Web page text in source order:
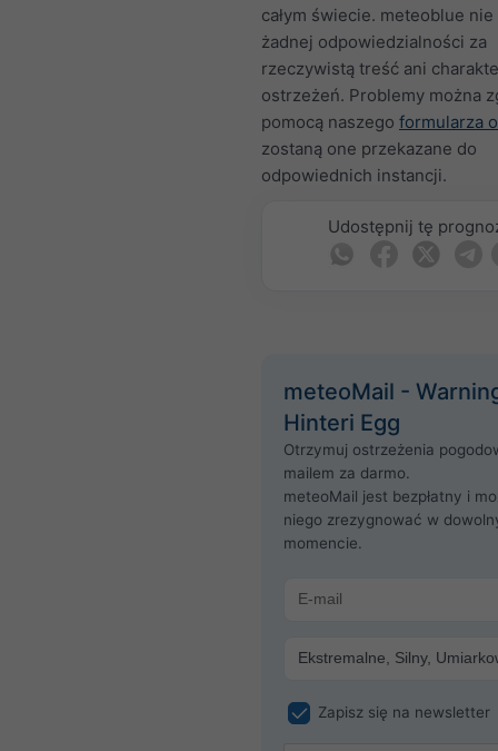
całym świecie. meteoblue
żadnej odpowiedzialności za
rzeczywistą treść ani
ostrzeżeń. Problemy można
pomocą naszego formularza
zostaną one przekazane do
odpowiednich instancji.
Udostępnij tę
meteoMail -
Hinteri Egg
Otrzymuj ostrzeżenia
mailem za darmo.
meteoMail jest bezpłatny i
niego zrezygnować w
momencie.
Zapisz się na newsletter